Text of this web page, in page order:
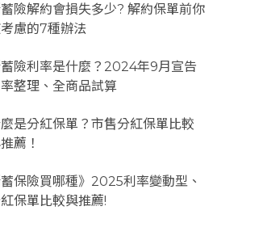
險解約會損失多少? 解約保單前你
慮的7種辦法
險利率是什麼？2024年9月宣告
整理、全商品試算
是分紅保單？市售分紅保單比較
薦！
保險買哪種》2025利率變動型、
保單比較與推薦!